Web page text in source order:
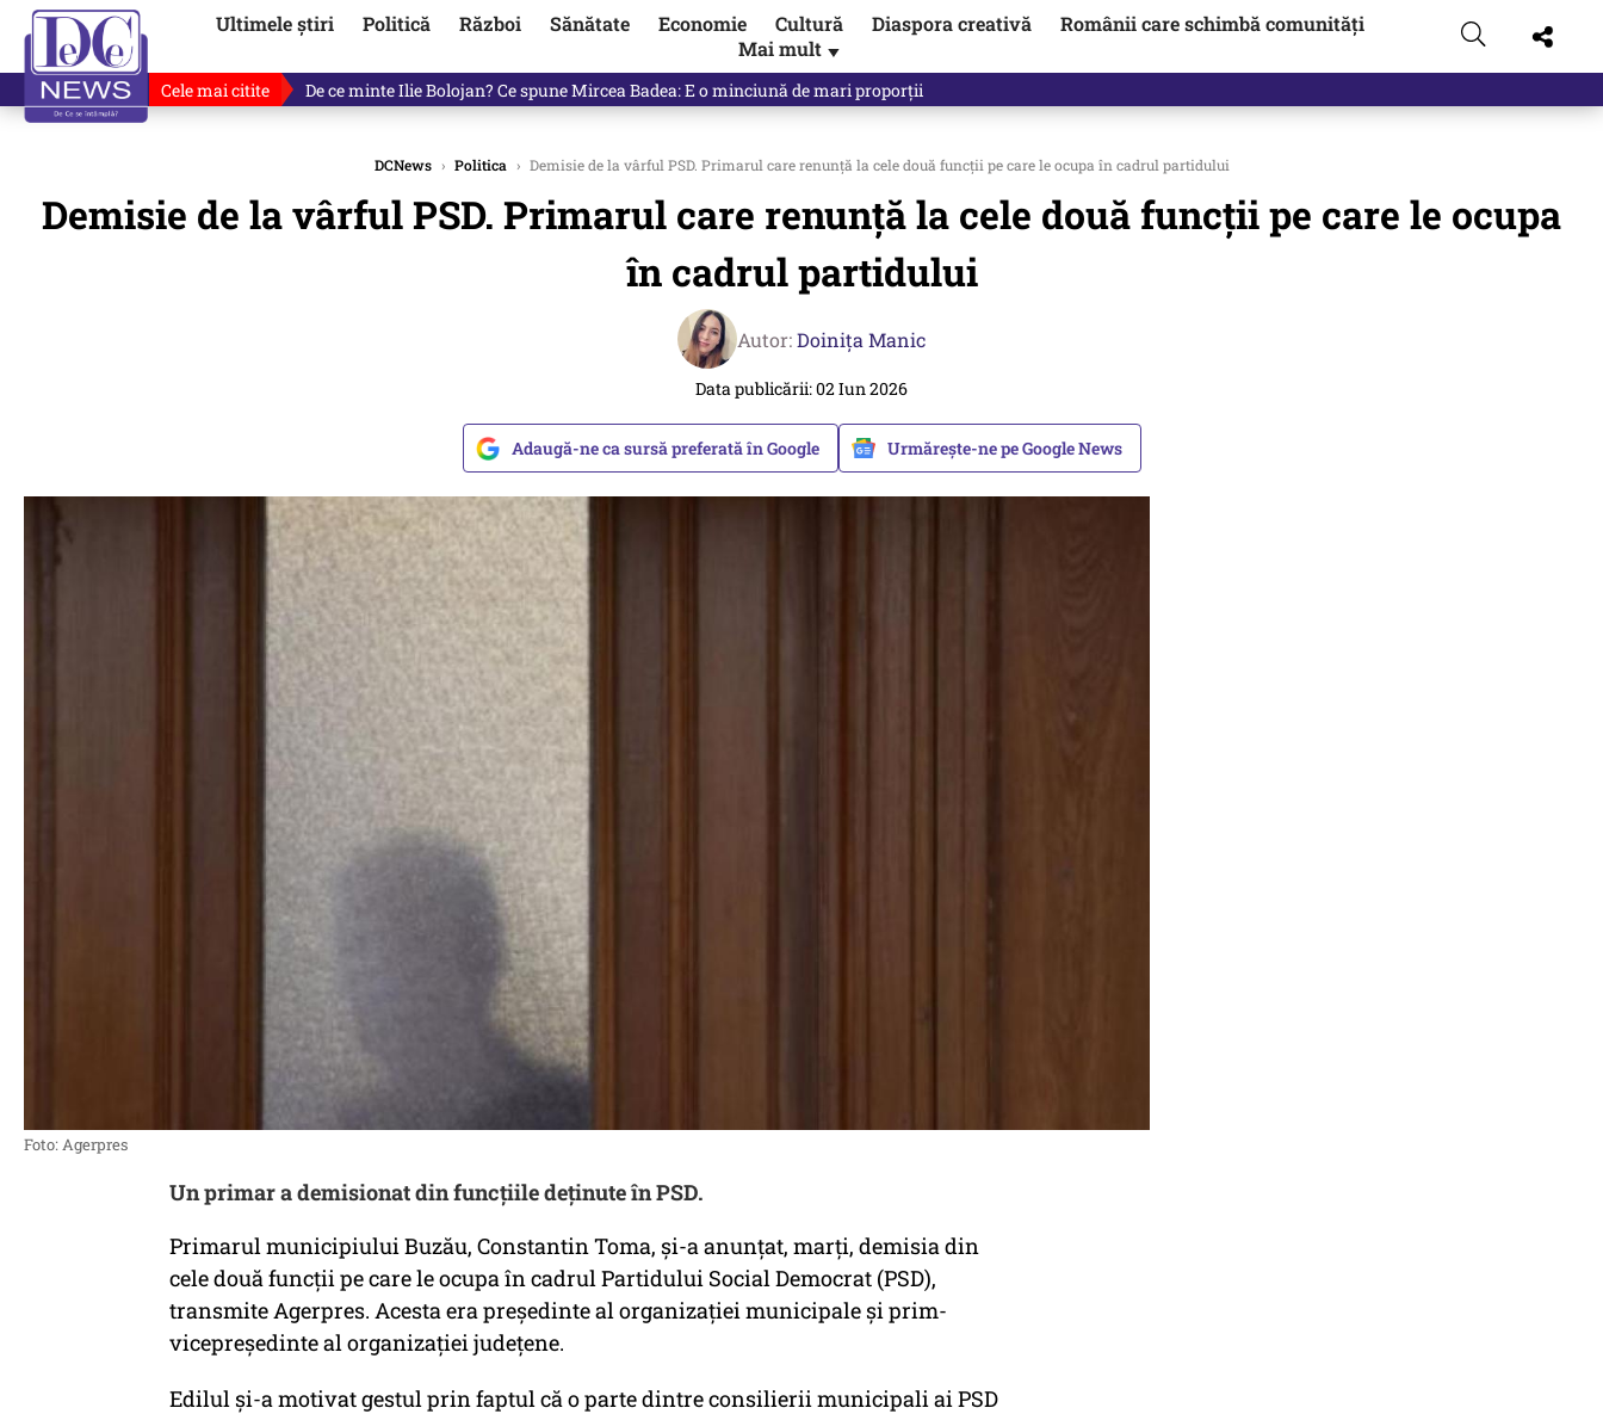
Ultimele știri Politică Război Sănătate Economie Cultură Diaspora creativă
Românii care schimbă comunități
Mai mult ▼
Cele mai citite Cu luni înainte de anunțul lui Ponta, Chirieac anticipa totul. Cine este acum în pericol / VIDEO
DCNews › Politica › Demisie de la vârful PSD. Primarul care renunță la cele două funcţii pe care le ocupa în cadrul partidului
Demisie de la vârful PSD. Primarul care renunță la cele două funcţii pe care le ocupa
în cadrul partidului
Autor:Doinița Manic
Data publicării: 02 Iun 2026
Adaugă-ne ca sursă preferată în Google Urmărește-ne pe Google News
Foto: Agerpres
Un primar a demisionat din funcţiile deţinute în PSD.
Primarul municipiului Buzău, Constantin Toma, şi-a anunţat, marţi, demisia din
cele două funcţii pe care le ocupa în cadrul Partidului Social Democrat (PSD),
transmite Agerpres. Acesta era preşedinte al organizaţiei municipale şi prim-
vicepreşedinte al organizaţiei judeţene.
Edilul şi-a motivat gestul prin faptul că o parte dintre consilierii municipali ai PSD